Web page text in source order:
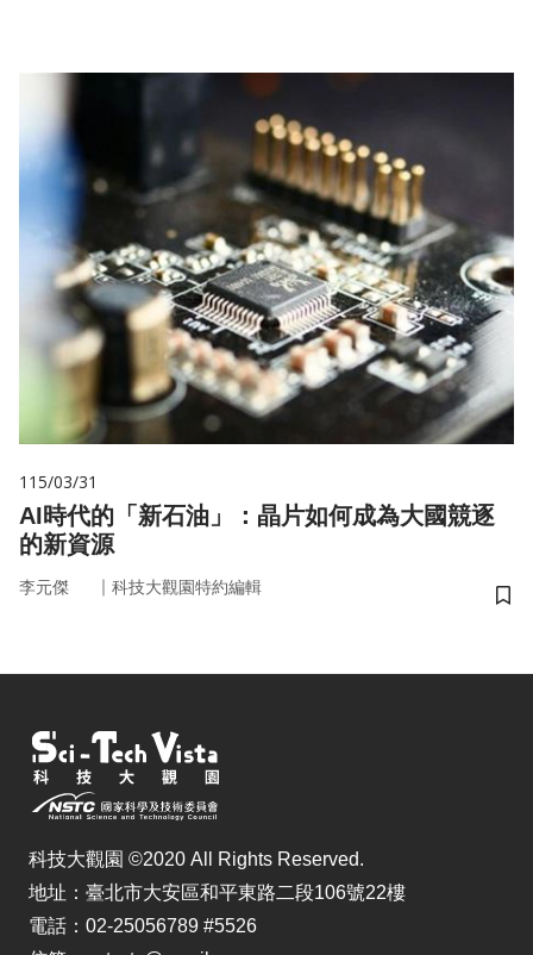
115/03/31
AI時代的「新石油」：晶片如何成為大國競逐
的新資源
李元傑 ｜ 科技大觀園特約編輯
儲
科技大觀園 ©2020 All Rights Reserved.
地址：臺北市大安區和平東路二段106號22樓
電話：02-25056789 #5526